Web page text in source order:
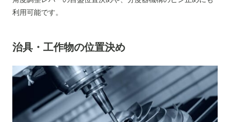
利用可能です。
治具・工作物の位置決め